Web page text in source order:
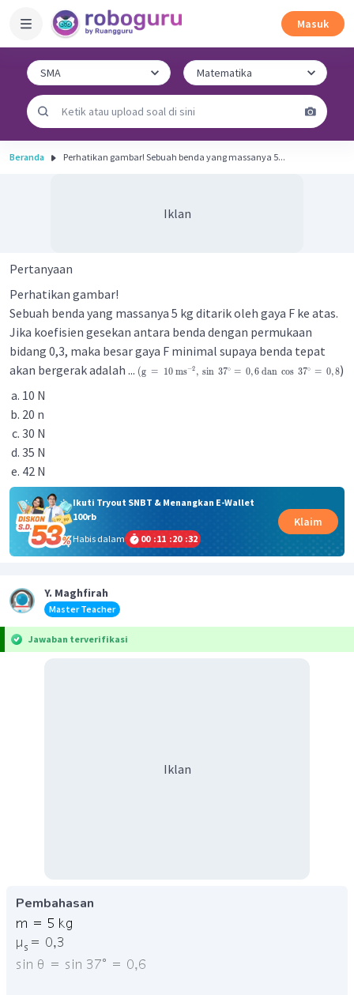
Masuk
Beranda Perhatikan gambar! Sebuah benda yang massanya 5...
Iklan
Pertanyaan
Perhatikan gambar!
Sebuah benda yang massanya 5 kg ditarik oleh gaya F ke atas.
Jika koefisien gesekan antara benda dengan permukaan
bidang 0,3, maka besar gaya F minimal supaya benda tepat
akan bergerak adalah ... (g = 10 ms−2 , sin 37∘ = 0,6 dan cos 37∘ = 0,8)
10 N
20 n
30 N
35 N
42 N
Ikuti Tryout SNBT & Menangkan E-Wallet
100rb
Habis dalam
00 :11 :20 :31
Klaim
Y. Maghfirah
Master Teacher
Jawaban terverifikasi
Iklan
Pembahasan